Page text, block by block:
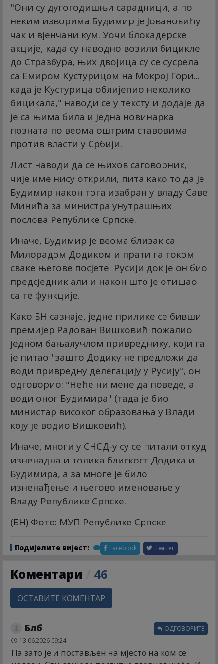
"Они су дугогодишњи сарадници, а по
неким изворима Будимир је Јовановићу
чак и вјенчани кум. Уочи блокадерске
акције, када су наводно возили бицикле
до Стразбура, њих двојица су се сусрела
са Емиром Кустурицом на Мокрој Гори...
када је Кустурица облијепио неколико
бицикала," наводи се у тексту и додаје да
је са њима била и једна новинарка
позната по веома оштрим ставовима
против власти у Србији.
Лист наводи да се њихов саговорник,
чије име нису открили, пита како то да је
Будимир након тога изабран у владу Саве
Минића за министра унутрашњих
послова Републике Српске.
Иначе, Будимир је веома близак са
Милорадом Додиком и прати га током
сваке његове посјете Русији док је он био
предсједник али и након што је отишао
са те функције.
Како БН сазнаје, једне прилике се бивши
премијер Радован Вишковић пожалио
једном бањалучлом привреднику, који га
је питао "зашто Додику не предложи да
води привредну делегацију у Русију", он
одговорио: "Неће ни мене да поведе, а
води оног Будимира" (тада је био
министар високог образовања у Влади
коју је водио Вишковић).
Иначе, многи у СНСД-у су се питали откуд
изненадна и толика блискост Додика и
Будимира, а за многе је било
изненађење и његово именовање у
Владу Републике Српске.
(БН) Фото: МУП Републике Српске
Подијелите вијест: Facebook Twitter
Коментари 46
ОСТАВИТЕ КОМЕНТАР
Блб
13.06.2026 09:24
Па зато је и постављен на мјесто на ком се
ОДГОВОРИТЕ